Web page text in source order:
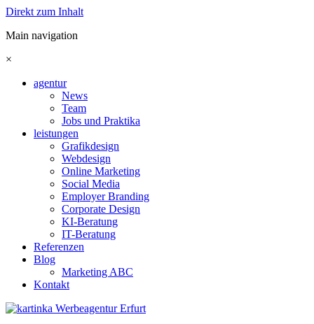
Direkt zum Inhalt
Main navigation
×
agentur
News
Team
Jobs und Praktika
leistungen
Grafikdesign
Webdesign
Online Marketing
Social Media
Employer Branding
Corporate Design
KI-Beratung
IT-Beratung
Referenzen
Blog
Marketing ABC
Kontakt